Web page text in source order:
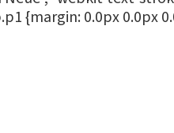
{margin: 0.0px 0.0px